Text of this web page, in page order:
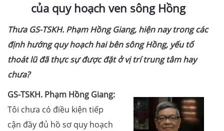
của quy hoạch ven sông Hồng
Thưa GS-TSKH. Phạm Hồng Giang, hiện nay trong các
định hướng quy hoạch hai bên sông Hồng, yếu tố
thoát lũ đã thực sự được đặt ở vị trí trung tâm hay
chưa?
GS-TSKH. Phạm Hồng Giang:
Tôi chưa có điều kiện tiếp
cận đầy đủ hồ sơ quy hoạch